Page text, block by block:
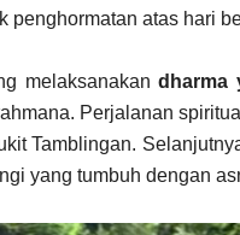
atas hari
melaksanakandharma
Perjalanan
Tamblingan.
yang tumbuh dengan